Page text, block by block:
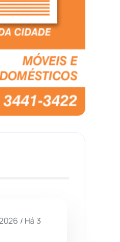
(152)
(72)
(7679)
(31955)
(1504)
/ Há 3